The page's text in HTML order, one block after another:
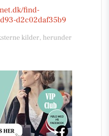
find-
d2c02daf35b9
kilder, herunder